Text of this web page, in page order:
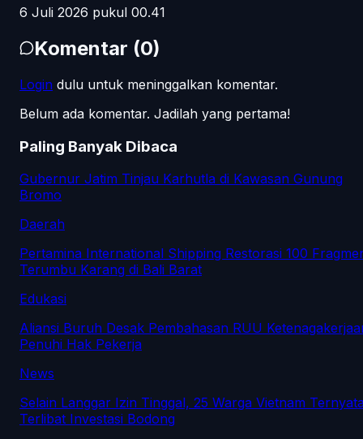
6 Juli 2026 pukul 00.41
Komentar (0)
Login dulu untuk meninggalkan komentar.
Belum ada komentar. Jadilah yang pertama!
Paling Banyak Dibaca
Gubernur Jatim Tinjau Karhutla di Kawasan Gunung
Bromo
Daerah
Pertamina International Shipping Restorasi 100
Terumbu Karang di Bali Barat
Edukasi
Aliansi Buruh Desak Pembahasan RUU
Penuhi Hak Pekerja
News
Selain Langgar Izin Tinggal, 25 Warga Vietnam
Terlibat Investasi Bodong